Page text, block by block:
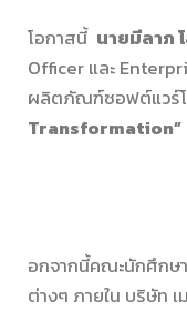
โอกาสนี้ นายมีลาภ
Officer และ
ผลิตภัณฑ์ซอฟต์แวร์โ
Transformation”
อกจากนี้คณะนักศึกษ
ต่างๆ ภายใน บริษัท